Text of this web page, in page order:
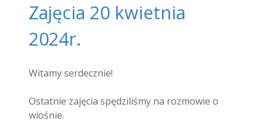
Zajęcia 20 kwietnia
2024r.
Witamy serdecznie!
Ostatnie zajęcia spędziliśmy na rozmowie o
wiośnie.